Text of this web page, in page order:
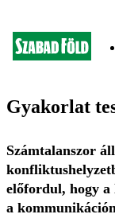
Gyakorlat
Számtalanszor
előfordul, hogy a
a